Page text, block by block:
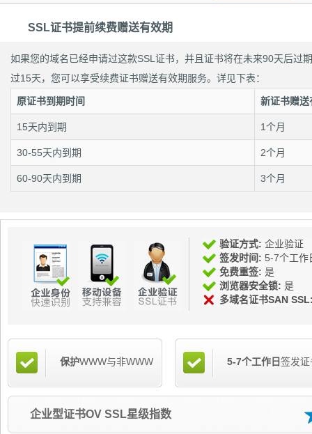
SSL证书提前续费赠送有效期
如果您的域名已经申请过这款SSL证书，并且证书将在未来90天后过
过15天，您可以享受续费证书赠送有效期服务。详见下表：
原证书到期时间 新证书赠送
15天内到期 1个月
30-55天内到期 2个月
60-90天内到期 3个月
验证方式: 企业验证
签发时间: 5-7个工作
免费重签: 是
浏览器安全锁: 是
多域名证书SAN
保护WWW与非WWW 5-7个工作日签发证
企业型证书OV SSL星级指数